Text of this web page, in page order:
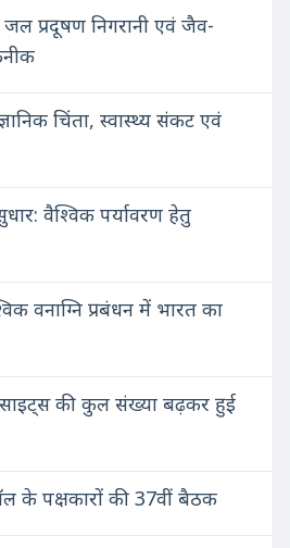
जल प्रदूषण निगरानी एवं जैव-
चिंता, स्वास्थ्य संकट एवं
वैश्विक पर्यावरण हेतु
वनाग्नि प्रबंधन में भारत का
की कुल संख्या बढ़कर हुई
के पक्षकारों की 37वीं बैठक